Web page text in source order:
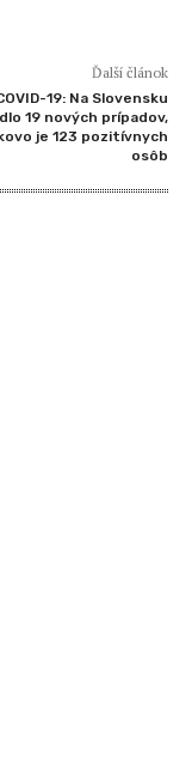
Ďalší článok
19: Na Slovensku
19 nových prípadov,
je 123 pozitívnych
osôb